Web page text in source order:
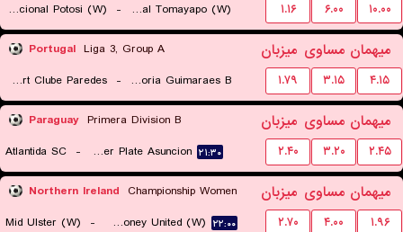
Nacional Potosi (W) - Real Tomayapo (W)
۲۱:۳۰
۱.۱۶ ۶.۰۰ ۱۰.۰۰
Portugal Liga 3, Group A میزبان مساوی میهمان
Uniao Sport Clube Paredes - Vitoria Guimaraes B
۲۲:۳۰
۱.۷۹ ۳.۱۵ ۴.۱۵
Paraguay Primera Division B میزبان مساوی میهمان
Atlantida SC - River Plate Asuncion ۲۱:۳۰ ۲.۴۰ ۳.۲۰ ۲.۴۵
Northern Ireland Championship Women میزبان مساوی میهمان
Mid Ulster (W) - Ballymoney United (W) ۲۲:۰۰ ۲.۷۰ ۴.۰۰
۱.۹۶